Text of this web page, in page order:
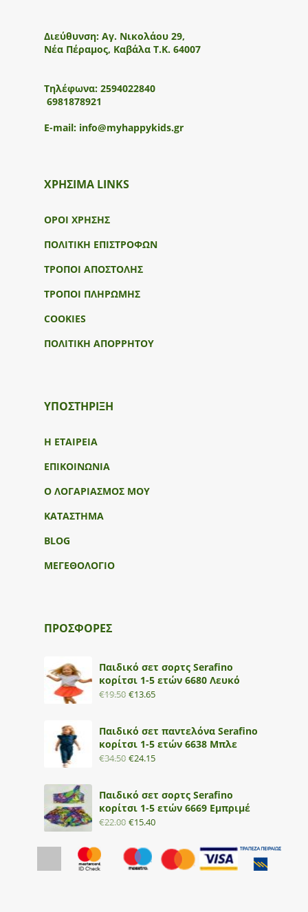
Διεύθυνση: Αγ. Νικολάου 29,
Νέα Πέραμος, Καβάλα Τ.Κ. 64007
Τηλέφωνα: 2594022840
6981878921
E-mail: info@myhappykids.gr
ΧΡΗΣΙΜΑ LINKS
ΟΡΟΙ ΧΡΗΣΗΣ
ΠΟΛΙΤΙΚΗ ΕΠΙΣΤΡΟΦΩΝ
ΤΡΟΠΟΙ ΑΠΟΣΤΟΛΗΣ
ΤΡΟΠΟΙ ΠΛΗΡΩΜΗΣ
COOKIES
ΠΟΛΙΤΙΚΗ ΑΠΟΡΡΗΤΟΥ
ΥΠΟΣΤΉΡΙΞΗ
Η ΕΤΑΙΡΕΙΑ
ΕΠΙΚΟΙΝΩΝΙΑ
Ο ΛΟΓΑΡΙΑΣΜΟΣ ΜΟΥ
ΚΑΤΑΣΤΗΜΑ
BLOG
ΜΕΓΕΘΟΛΟΓΙΟ
ΠΡΟΣΦΟΡΕΣ
Παιδικό σετ σορτς Serafino
κορίτσι 1-5 ετών 6680 Λευκό
€19.50 €13.65
Παιδικό σετ παντελόνα Serafino
κορίτσι 1-5 ετών 6638 Μπλε
€34.50 €24.15
Παιδικό σετ σορτς Serafino
κορίτσι 1-5 ετών 6669 Εμπριμέ
€22.00 €15.40